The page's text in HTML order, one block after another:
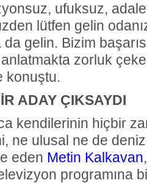
ufuksuz,
lütfen gelin
da gelin. Bizim
zorluk
konuştu.
ADAY ÇIKSAYDI
kendilerinin hiçbir
ne ulusal ne de deniz
eden Metin Kalkavan
programına